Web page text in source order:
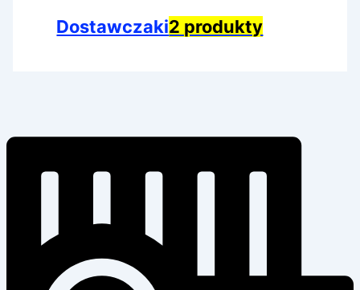
Dostawczaki2 produkty